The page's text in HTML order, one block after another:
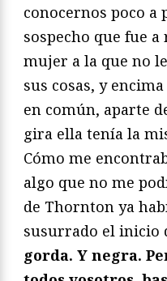
conocernos poco a
sospecho que fue
mujer a la que no
sus cosas, y
en común, aparte
gira ella tenía la
Cómo me
algo que no me
de Thornton ya
susurrado el inicio
gorda. Y negra.